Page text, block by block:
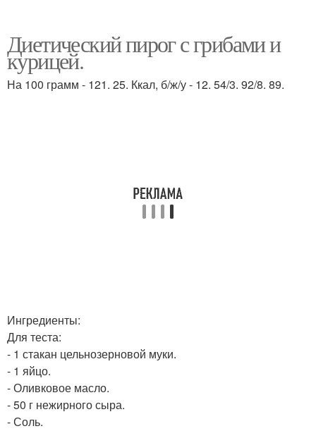
Диетический пирог с грибами и
курицей.
На 100 грамм - 121. 25. Ккал, б/ж/у - 12. 54/3. 92/8. 89.
Ингредиенты:
Для теста:
- 1 стакан цельнозерновой муки.
- 1 яйцо.
- Оливковое масло.
- 50 г нежирного сыра.
- Соль.